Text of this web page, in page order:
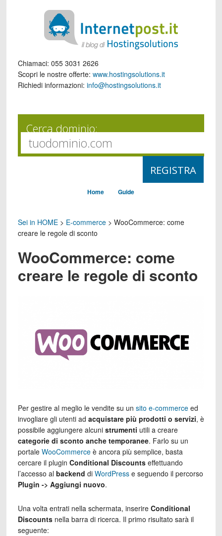
Chiamaci: 055 3031 2626
Scopri le nostre offerte: www.hostingsolutions.it
Richiedi informazioni: info@hostingsolutions.it
Cerca dominio:
Home Guide
Sei in HOME> E-commerce> WooCommerce: come
creare le regole di sconto
WooCommerce: come
creare le regole di sconto
Per gestire al meglio le vendite su un sito e-commerceed
invogliare gli utenti ad acquistare più prodotti o servizi, è
possibile aggiungere alcuni strumenti utili a creare
categorie di sconto anche temporanee. Farlo su un
portale WooCommerceè ancora più semplice, basta
cercare il plugin Conditional Discountseffettuando
l’accesso al backend di WordPress e seguendo il percorso
Plugin -> Aggiungi nuovo.
Una volta entrati nella schermata, inserire Conditional
Discountsnella barra di ricerca. Il primo risultato sarà il
seguente: